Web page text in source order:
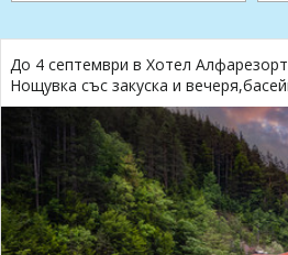
До 4 септември в Хотел
Нощувка със закуска и